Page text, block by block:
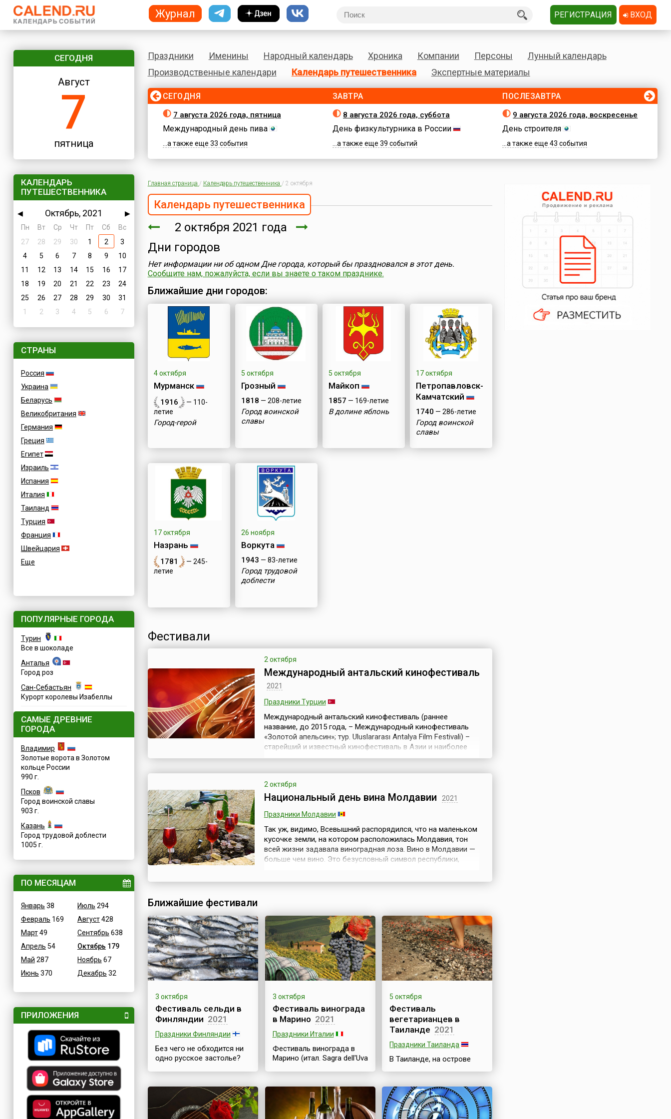
СЕГОДНЯ
Август
7
пятница
КАЛЕНДАРЬ
ПУТЕШЕСТВЕННИКА
◀ Октябрь, 2021
▶
Пн
Вт Ср Чт Пт Сб
Вс
27
28 29 30 1 2
3
4
5 6 7 8 9
10
11
12 13 14 15 16
17
18
19 20 21 22 23
24
25
26 27 28 29 30
31
1
2 3 4 5 6 7
СТРАНЫ
Россия
Украина
Беларусь
Великобритания
Германия
Греция
Египет
Израиль
Испания
Италия
Таиланд
Турция
Франция
Швейцария
Еще
ПОПУЛЯРНЫЕ ГОРОДА
Турин
Все в шоколаде
Анталья
Город роз
Сан-Себастьян
Курорт королевы Изабеллы
САМЫЕ ДРЕВНИЕ
ГОРОДА
Владимир
Золотые ворота в Золотом
кольце России
990 г.
Псков
Город воинской славы
903 г.
Казань
Город трудовой доблести
1005 г.
ПО МЕСЯЦАМ
Январь 38
Февраль 169
Март49
Апрель 54
Май 287
Июнь 370
Июль 294
Август428
Сентябрь 638
Октябрь 179
Ноябрь 67
Декабрь 32
ПРИЛОЖЕНИЯ
Праздники Именины Народный календарь Хроника Компании Персоны
Лунный календарь
Производственные календари
Календарь путешественника Экспертные материалы
СЕГОДНЯ
7 августа 2026 года, пятница
Международный день пива
...а также еще 33 события
ЗАВТРА
8 августа 2026 года, суббота
День физкультурника в России
...а также еще 39 событий
ПОСЛЕЗАВТРА
9 августа 2026 года, воскресенье
День строителя
...а также еще 43 события
Главная страница / Календарь путешественника / 2 октября
Календарь путешественника
2 октября 2021 года
Дни городов
Нет информации ни об одном Дне города, который бы праздновался в этот день.
Сообщите нам, пожалуйста, если вы знаете о таком празднике.
Ближайшие дни городов:
4 октября
Мурманск
1916
— 110-
летие
Город-герой
5 октября
Грозный
1818 — 208-летие
Город воинской
славы
5 октября
Майкоп
1857 — 169-летие
В долине яблонь
17 октября
Петропавловск-
Камчатский
1740 — 286-летие
Город воинской
славы
17 октября
Назрань
1781
— 245-
летие
26 ноября
Воркута
1943 — 83-летие
Город трудовой
доблести
Фестивали
2 октября
Международный антальский кинофестиваль
2021
Праздники Турции
Международный антальский кинофестиваль (раннее
название, до 2015 года, – Международный кинофестиваль
«Золотой апельсин»; тур. Uluslararası Antalya Film Festivali) –
старейший и известный кинофестиваль в Азии и наиболее
значимое событие в сфере турецкого кинематографа. Он
Турции Оскаром на...
2 октября
Национальный день вина Молдавии
2021
Праздники Молдавии
Так уж, видимо, Всевышний распорядился, что на маленьком
кусочке земли, на котором расположилась Молдавия, тон
всей жизни задавала виноградная лоза. Вино в Молдавии —
больше чем вино. Это безусловный символ республики,
Ближайшие фестивали
3 октября
Фестиваль сельди в
Финляндии 2021
Праздники Финляндии
Без чего не обходится ни
одно русское застолье?
селедка — исконно
русский деликатес. Но это
далеко не так. Настоящие
почитатели и поклонники
3 октября
Фестиваль винограда
в Марино 2021
Праздники Италии
Фестиваль винограда в
Марино (итал. Sagra dell'Uva
посвященное сбору
урожая винограда в
Италии. Это яркий и
насыщенный древними
5 октября
Фестиваль
вегетарианцев в
Таиланде 2021
Праздники Таиланда
В Таиланде, на острове
вегетарианцев (Phuket
Vegetarian Festival). Он
длится девять дней,
начинаясь в конце
Журнал РЕГИСТРАЦИЯ ВХОД